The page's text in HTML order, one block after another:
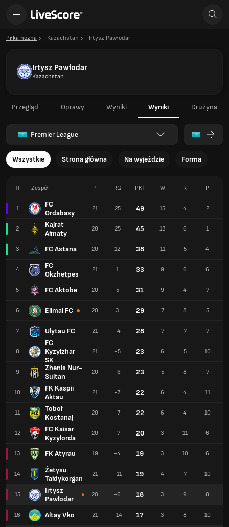
Piłka nożna Kazachstan Irtysz Pawłodar
Irtysz Pawłodar
Kazachstan
Przegląd Oprawy Wyniki Wyniki Drużyna
Premier League
Wszystkie Strona główna Na wyjeździe Forma
# Zespół
1
FC
Ordabasy
2
Kajrat
Ałmaty
3 FC Astana
4
FC
Okzhetpes
5 FC Aktobe
6 Elimai FC
7 Ulytau FC
8
FC
Kyzylzhar
SK
9
Zhenis Nur-
Sultan
10
FK Kaspii
Aktau
11
Toboł
Kostanaj
12
FC Kaisar
Kyzylorda
13 FK Atyrau
14
Żetysu
Tałdykorgan
15
Irtysz
Pawłodar
16 Altay Vko
P RG PKT W R P
21 25 49 15 4 2
20 25 45 13 6 1
20 12 38 11 5 4
21 1 33 9 6 6
20 5 31 9 4 7
20 3 29 7 8 5
21 -4 28 7 7 7
21 -5 23 6 5 10
20 -6 23 5 8 7
21 -7 22 6 4 11
20 -7 22 6 4 10
20 -7 20 3 11 6
19 -4 19 3 10 6
21 -11 19 4 7 10
20 -6 18 3 9 8
21 -14 17 3 8 10